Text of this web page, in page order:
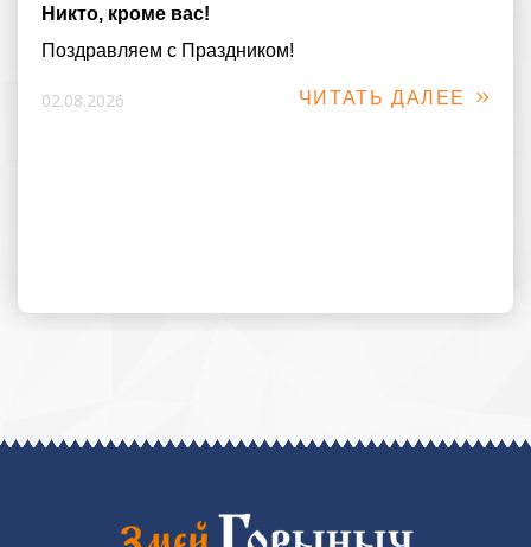
Никто, кроме вас!
Поздравляем с Праздником!
02.08.2026 ЧИТАТЬ ДАЛЕЕ